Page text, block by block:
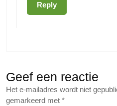
Reply
Geef een reactie
Het e-mailadres wordt niet
gemarkeerd met *